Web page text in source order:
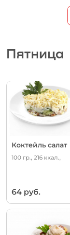
Пятница
Коктейль салат
100 гр., 216 ккал.,
64 руб.